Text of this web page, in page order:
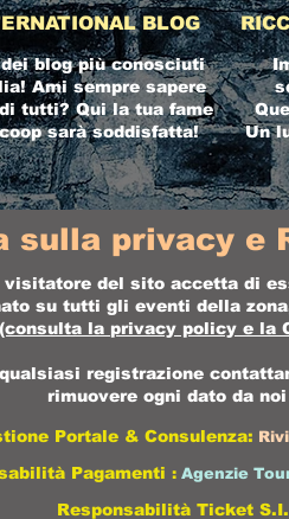
BLOG
blog più conosciuti
Ami sempre sapere
tutti? Qui la tua fame
sarà soddisfatta!
Un
sulla privacy e
del sito accetta di
su tutti gli eventi della
(consulta la privacy policy e la
registrazione
rimuovere ogni dato da
Portale & Consulenza:
Pagamenti : Agenzie
Responsabilità Ticket